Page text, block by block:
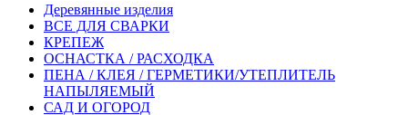
Деревянные изделия
ВСЕ ДЛЯ СВАРКИ
КРЕПЕЖ
ОСНАСТКА / РАСХОДКА
ПЕНА / КЛЕЯ / ГЕРМЕТИКИ/УТЕПЛИТЕЛЬ
НАПЫЛЯЕМЫЙ
САД И ОГОРОД